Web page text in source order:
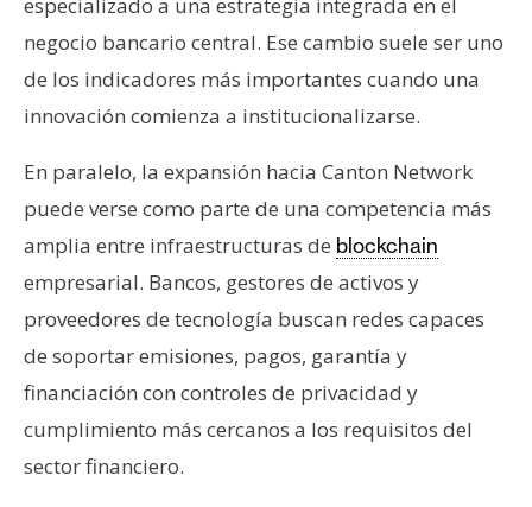
especializado a una estrategia integrada en el
negocio bancario central. Ese cambio suele ser uno
de los indicadores más importantes cuando una
innovación comienza a institucionalizarse.
En paralelo, la expansión hacia Canton Network
puede verse como parte de una competencia más
amplia entre infraestructuras de blockchain
empresarial. Bancos, gestores de activos y
proveedores de tecnología buscan redes capaces
de soportar emisiones, pagos, garantía y
financiación con controles de privacidad y
cumplimiento más cercanos a los requisitos del
sector financiero.